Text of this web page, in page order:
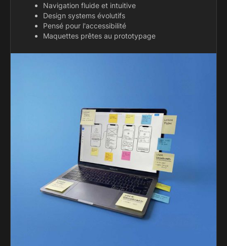
Navigation fluide et intuitive
Design systems évolutifs
Pensé pour l'accessibilité
Maquettes prêtes au prototypage